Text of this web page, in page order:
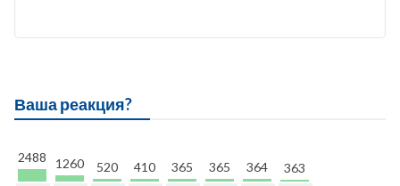
Ваша реакция?
2488 1260 520 410 365 365 364 363